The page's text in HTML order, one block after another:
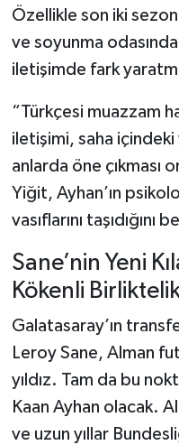
Özellikle son iki
ve soyunma
iletişimde fark
“Türkçesi muazzam
iletişimi, saha
anlarda öne çıkması
Yiğit, Ayhan’ın
vasıflarını taşıdığını
Sane’nin Yeni
Kökenli
Galatasaray’ın
Leroy Sane, Alman
yıldız. Tam da bu
Kaan Ayhan olacak.
ve uzun yıllar